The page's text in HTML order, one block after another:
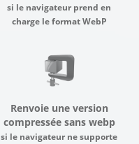
si le navigateur prend en
charge le format WebP
Renvoie une version
compressée sans webp
si le navigateur ne supporte